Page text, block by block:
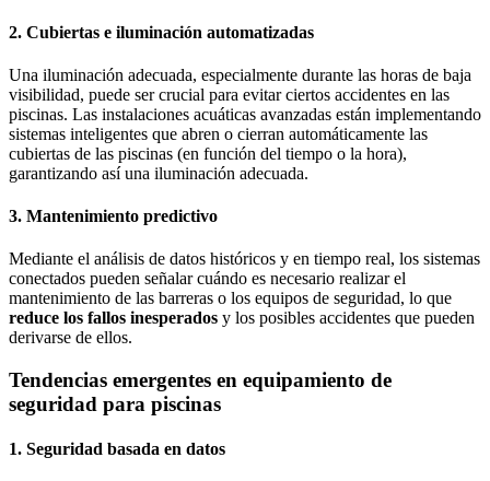
2. Cubiertas e iluminación automatizadas
Una iluminación adecuada, especialmente durante las horas de baja
visibilidad, puede ser crucial para evitar ciertos accidentes en las
piscinas. Las instalaciones acuáticas avanzadas están implementando
sistemas inteligentes que abren o cierran automáticamente las
cubiertas de las piscinas (en función del tiempo o la hora),
garantizando así una iluminación adecuada.
3. Mantenimiento predictivo
Mediante el análisis de datos históricos y en tiempo real, los sistemas
conectados pueden señalar cuándo es necesario realizar el
mantenimiento de las barreras o los equipos de seguridad, lo que
reduce los fallos inesperados y los posibles accidentes que pueden
derivarse de ellos.
Tendencias emergentes en equipamiento de
seguridad para piscinas
1. Seguridad basada en datos